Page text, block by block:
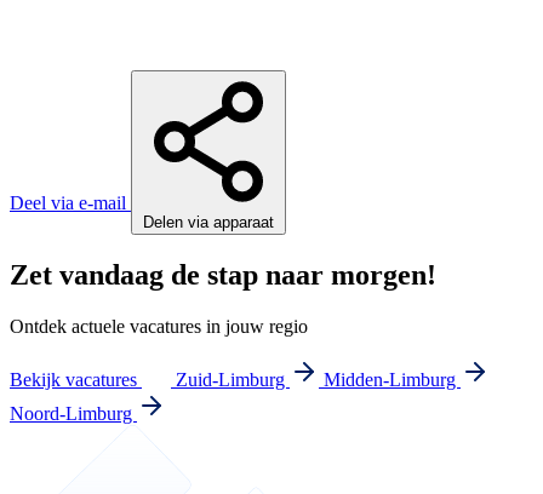
Deel via e-mail
Delen via apparaat
Zet vandaag de stap naar morgen!
Ontdek actuele vacatures in jouw regio
Bekijk vacatures Zuid-Limburg
Midden-Limburg
Noord-Limburg